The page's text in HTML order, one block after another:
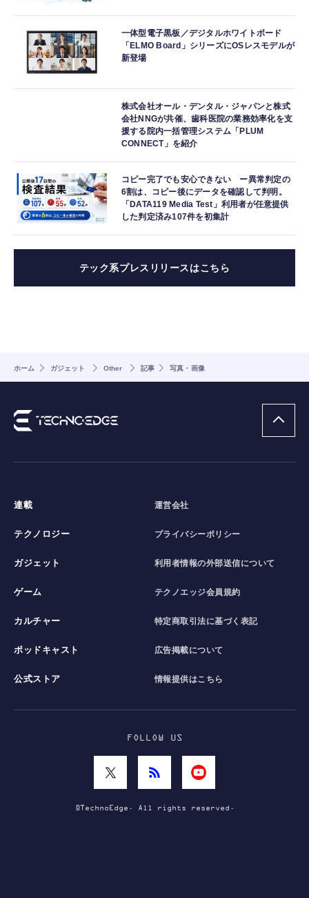
一体型電子黒板／デジタルホワイトボード
「ELMO Board」シリーズにOSレスモデルが
新登場
株式会社オール・デンタル・ジャパンと株式
会社NNGが共催、歯科医院の業務効率化を支
援する院内一括管理システム「PLUM
CONNECT」を紹介
コピー完了でも安心できない ー異常判定の
6割は、コピー後にデータを確認して判明。
「DATA119 Media Test」利用者が任意提供
した判定済み107件を初集計
テック系プレスリリースはこちら
ホーム ガジェット Other 記事 写真・画像
連載
テクノロジー
ガジェット
ゲーム
カルチャー
ポッドキャスト
公式ストア
運営会社
プライバシーポリシー
利用者情報の外部送信について
テクノエッジ会員規約
特定商取引法に基づく表記
広告掲載について
情報提供はこちら
FOLLOW US
©TechnoEdge. All rights reserved.